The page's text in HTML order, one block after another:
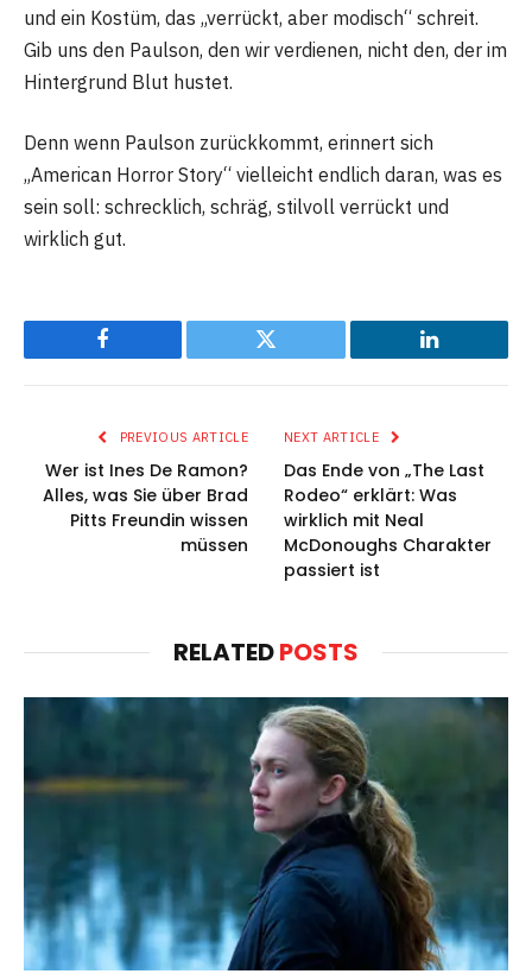
und ein Kostüm, das „verrückt, aber modisch“ schreit.
Gib uns den Paulson, den wir verdienen, nicht den, der im
Hintergrund Blut hustet.
Denn wenn Paulson zurückkommt, erinnert sich
„American Horror Story“ vielleicht endlich daran, was es
sein soll: schrecklich, schräg, stilvoll verrückt und
wirklich gut.
Facebook Twitter LinkedIn
PREVIOUS ARTICLE
Wer ist Ines De Ramon?
Alles, was Sie über Brad
Pitts Freundin wissen
müssen
NEXT ARTICLE
Das Ende von „The Last
Rodeo“ erklärt: Was
wirklich mit Neal
McDonoughs Charakter
passiert ist
RELATEDPOSTS